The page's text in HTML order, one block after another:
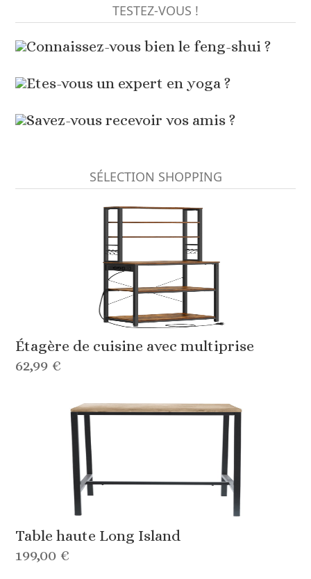
TESTEZ-VOUS !
Connaissez-vous bien le feng-shui ?
Etes-vous un expert en yoga ?
Savez-vous recevoir vos amis ?
SÉLECTION SHOPPING
Étagère de cuisine avec multiprise
62,99 €
Table haute Long Island
199,00 €